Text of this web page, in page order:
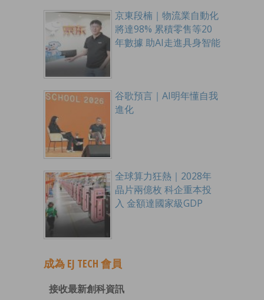
京東段楠｜物流業自動化
將達98% 累積零售等20
年數據 助AI走進具身智能
谷歌預言｜AI明年懂自我
進化
全球算力狂熱｜2028年
晶片兩億枚 科企重本投
入 金額達國家級GDP
成為 EJ TECH 會員
接收最新創科資訊